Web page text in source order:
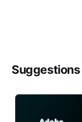
Suggestions